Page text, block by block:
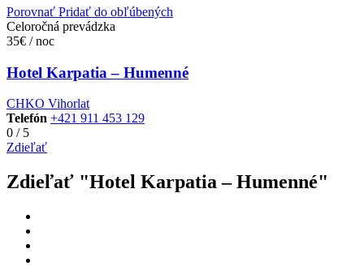
Porovnať Pridať do obľúbených
Celoročná prevádzka
35€ / noc
Hotel Karpatia – Humenné
CHKO Vihorlat
Telefón +421 911 453 129
0 /5
Zdieľať
Zdieľať "Hotel Karpatia – Humenné"